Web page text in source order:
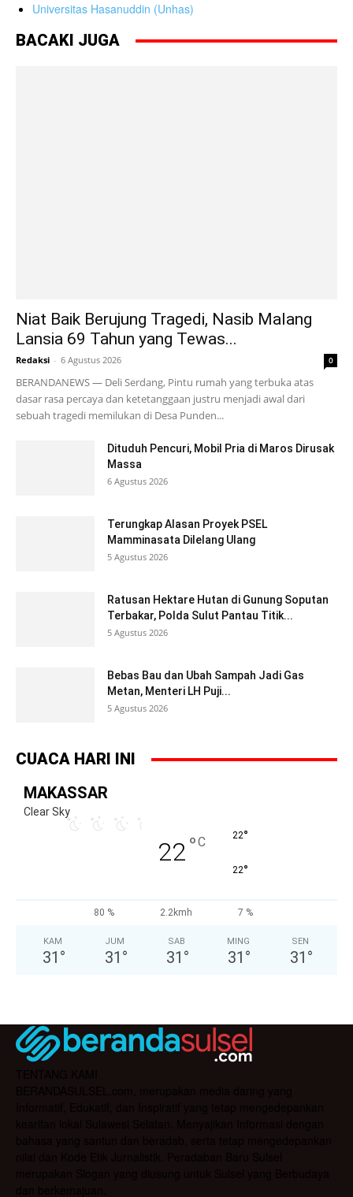
Universitas Hasanuddin (Unhas)
BACAKI JUGA
Niat Baik Berujung Tragedi, Nasib Malang
Lansia 69 Tahun yang Tewas...
Redaksi - 6 Agustus 2026 0
BERANDANEWS — Deli Serdang, Pintu rumah yang terbuka atas
dasar rasa percaya dan ketetanggaan justru menjadi awal dari
sebuah tragedi memilukan di Desa Punden...
Dituduh Pencuri, Mobil Pria di Maros Dirusak
Massa
6 Agustus 2026
Terungkap Alasan Proyek PSEL
Mamminasata Dilelang Ulang
5 Agustus 2026
Ratusan Hektare Hutan di Gunung Soputan
Terbakar, Polda Sulut Pantau Titik...
5 Agustus 2026
Bebas Bau dan Ubah Sampah Jadi Gas
Metan, Menteri LH Puji...
5 Agustus 2026
CUACA HARI INI
MAKASSAR
Clear Sky
22°C 22°
22°
80 % 2.2kmh 7 %
KAM
31 °
JUM
31 °
SAB
31 °
MING
31 °
SEN
31 °